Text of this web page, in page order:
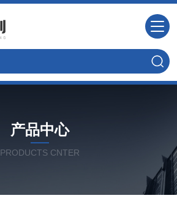
产品中心
PRODUCTS CNTER